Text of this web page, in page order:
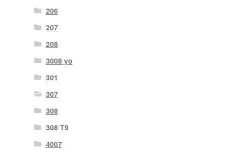
206
207
208
3008 yo
301
307
308
308 T9
4007